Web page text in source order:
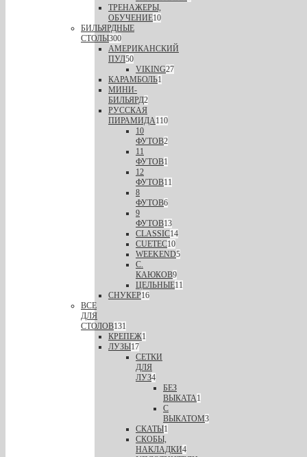
ТРЕНАЖЕРЫ,
ОБУЧЕНИЕ10
БИЛЬЯРДНЫЕ
СТОЛЫ300
АМЕРИКАНСКИЙ
ПУЛ50
VIKING27
КАРАМБОЛЬ1
МИНИ-
БИЛЬЯРД2
РУССКАЯ
ПИРАМИДА110
10
ФУТОВ2
11
ФУТОВ1
12
ФУТОВ11
8
ФУТОВ6
9
ФУТОВ13
CLASSIC14
CUETEC10
WEEKEND5
С.
КАЮКОВ9
ЦЕЛЬНЫЕ11
СНУКЕР16
ВСЕ
ДЛЯ
СТОЛОВ131
КРЕПЕЖ1
ЛУЗЫ17
СЕТКИ
ДЛЯ
ЛУЗ4
БЕЗ
ВЫКАТА1
С
ВЫКАТОМ3
СКАТЫ1
СКОБЫ,
НАКЛАДКИ4